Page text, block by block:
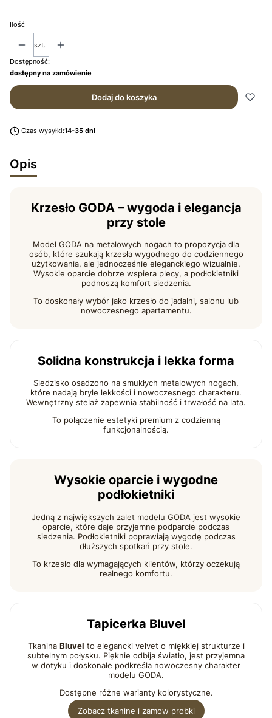
Ilość
szt.
Dostępność:
dostępny na zamówienie
Dodaj do koszyka
Czas wysyłki:14-35 dni
Opis
Krzesło GODA – wygoda i elegancja
przy stole
Model GODA na metalowych nogach to propozycja dla
osób, które szukają krzesła wygodnego do codziennego
użytkowania, ale jednocześnie eleganckiego wizualnie.
Wysokie oparcie dobrze wspiera plecy, a podłokietniki
podnoszą komfort siedzenia.
To doskonały wybór jako krzesło do jadalni, salonu lub
nowoczesnego apartamentu.
Solidna konstrukcja i lekka forma
Siedzisko osadzono na smukłych metalowych nogach,
które nadają bryle lekkości i nowoczesnego charakteru.
Wewnętrzny stelaż zapewnia stabilność i trwałość na lata.
To połączenie estetyki premium z codzienną
funkcjonalnością.
Wysokie oparcie i wygodne
podłokietniki
Jedną z największych zalet modelu GODA jest wysokie
oparcie, które daje przyjemne podparcie podczas
siedzenia. Podłokietniki poprawiają wygodę podczas
dłuższych spotkań przy stole.
To krzesło dla wymagających klientów, którzy oczekują
realnego komfortu.
Tapicerka Bluvel
Tkanina Bluvel to elegancki velvet o miękkiej strukturze i
subtelnym połysku. Pięknie odbija światło, jest przyjemna
w dotyku i doskonale podkreśla nowoczesny charakter
modelu GODA.
Dostępne różne warianty kolorystyczne.
Zobacz tkanine i zamow probki